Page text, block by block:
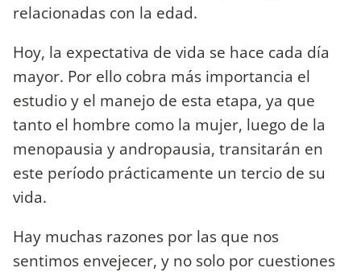
relacionadas con la edad.
Hoy, la expectativa de vida se hace cada día
mayor. Por ello cobra más importancia el
estudio y el manejo de esta etapa, ya que
tanto el hombre como la mujer, luego de la
menopausia y andropausia, transitarán en
este período prácticamente un tercio de su
vida.
Hay muchas razones por las que nos
sentimos envejecer, y no solo por cuestiones